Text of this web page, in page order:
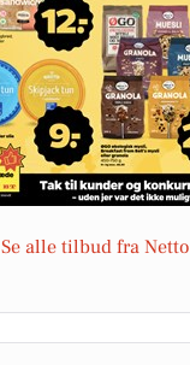
Se alle tilbud fra Netto